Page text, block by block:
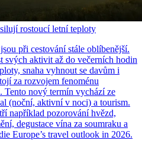
rostoucí letní teploty
při cestování stále oblíbenější.
svých aktivit až do večerních hodin
snaha vyhnout se davům i
za rozvojem fenoménu
Tento nový termín vychází ze
(noční, aktivní v noci) a tourism.
například pozorování hvězd,
degustace vína za soumraku a
Europe’s travel outlook in 2026.